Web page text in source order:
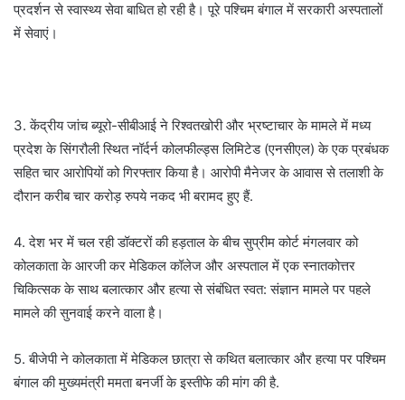
प्रदर्शन से स्वास्थ्य सेवा बाधित हो रही है। पूरे पश्चिम बंगाल में सरकारी अस्पतालों
में सेवाएं।
3. केंद्रीय जांच ब्यूरो-सीबीआई ने रिश्वतखोरी और भ्रष्टाचार के मामले में मध्य
प्रदेश के सिंगरौली स्थित नॉर्दर्न कोलफील्ड्स लिमिटेड (एनसीएल) के एक प्रबंधक
सहित चार आरोपियों को गिरफ्तार किया है। आरोपी मैनेजर के आवास से तलाशी के
दौरान करीब चार करोड़ रुपये नकद भी बरामद हुए हैं.
4. देश भर में चल रही डॉक्टरों की हड़ताल के बीच सुप्रीम कोर्ट मंगलवार को
कोलकाता के आरजी कर मेडिकल कॉलेज और अस्पताल में एक स्नातकोत्तर
चिकित्सक के साथ बलात्कार और हत्या से संबंधित स्वत: संज्ञान मामले पर पहले
मामले की सुनवाई करने वाला है।
5. बीजेपी ने कोलकाता में मेडिकल छात्रा से कथित बलात्कार और हत्या पर पश्चिम
बंगाल की मुख्यमंत्री ममता बनर्जी के इस्तीफे की मांग की है.